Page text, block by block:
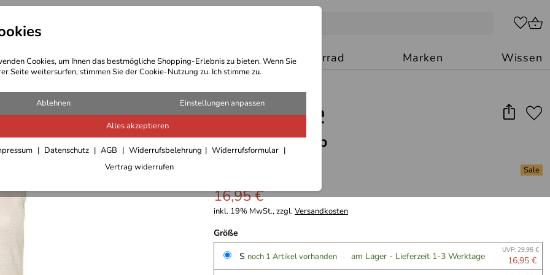
Cookies, um Ihnen das bestmögliche Shopping-Erlebnis zu bieten. Wenn Sie
Seite weitersurfen, stimmen Sie der Cookie-Nutzung zu. Ich stimme zu.
Ablehnen Einstellungen anpassen
Alles akzeptieren
Datenschutz AGB Widerrufsbelehrung
Widerrufsformular
Vertrag widerrufen
Bekleidung Outdoor Ausrüstung Motorrad Marken Wissen
Kaffe Glitter Top
16,95 €
inkl. 19% MwSt., zzgl.Versandkosten
Größe
S noch 1 Artikel vorhanden am Lager - Lieferzeit 1-3 Werktage UVP: 29,95 €
16,95 €